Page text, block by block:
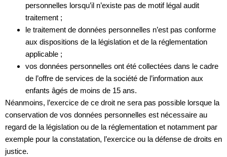
personnelles lorsqu’il n’existe pas de motif légal audit
traitement ;
le traitement de données personnelles n’est pas conforme
aux dispositions de la législation et de la réglementation
applicable ;
vos données personnelles ont été collectées dans le cadre
de l’offre de services de la société de l’information aux
enfants âgés de moins de 15 ans.
Néanmoins, l’exercice de ce droit ne sera pas possible lorsque la
conservation de vos données personnelles est nécessaire au
regard de la législation ou de la réglementation et notamment par
exemple pour la constatation, l’exercice ou la défense de droits en
justice.